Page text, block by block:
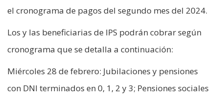
el cronograma de pagos del segundo mes del 2024.
Los y las beneficiarias de IPS podrán cobrar según
cronograma que se detalla a continuación:
Miércoles 28 de febrero: Jubilaciones y pensiones
con DNI terminados en 0, 1, 2 y 3; Pensiones sociales